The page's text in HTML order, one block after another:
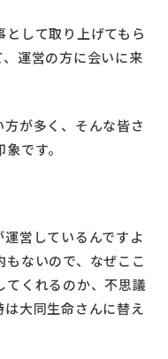
として取り上げてもら
運営の方に会いに来
が多く、そんな皆さ
です。
運営しているんですよ
ないので、なぜここ
てくれるのか、不思議
大同生命さんに替え